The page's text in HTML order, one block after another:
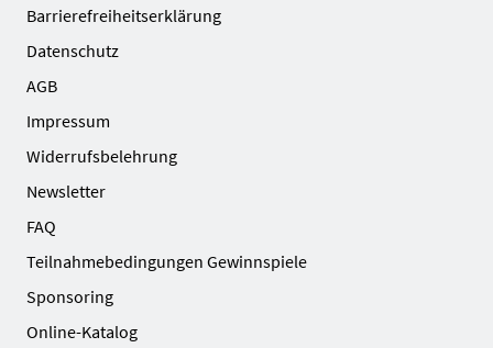
Barrierefreiheitserklärung
Datenschutz
AGB
Impressum
Widerrufsbelehrung
Newsletter
FAQ
Teilnahmebedingungen Gewinnspiele
Sponsoring
Online-Katalog